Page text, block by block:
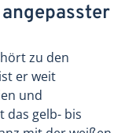
zu den
er weit
und
das gelb- bis